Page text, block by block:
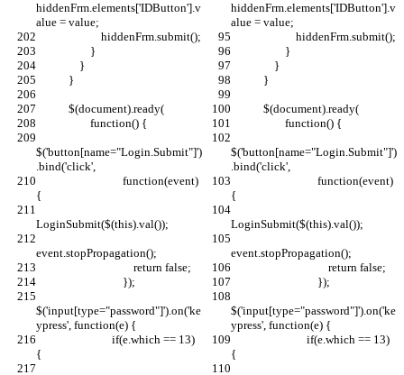
hiddenFrm.elements['IDButton'].v
alue = value;
hiddenFrm.elements['IDButton'].v
alue = value;
                        hiddenFrm.submit();
                        hiddenFrm.submit();
                    }
                    }
                }
                }
            }
            }
            $(document).ready(
            $(document).ready(
                    function() {
                    function() {
$('button[name="Login.Submit"]')
.bind('click',
$('button[name="Login.Submit"]')
.bind('click',
{
{
LoginSubmit($(this).val()); LoginSubmit($(this).val());
event.stopPropagation();
event.stopPropagation();
                                    return false;
                                    return false;
                                });
                                });
$('input[type="password"]').on('ke
ypress', function(e) {
$('input[type="password"]').on('ke
ypress', function(e) {
{
{